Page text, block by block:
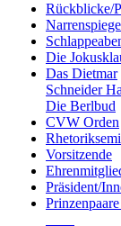
Rückblicke/
Die
Das Dietmar
Schneider
Die Berlbud
CVW Orden
Vorsitzende
Präsident/